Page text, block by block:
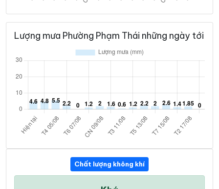
Lượng mưa Phường Phạm Thái những ngày tới
Chất lượng không khí